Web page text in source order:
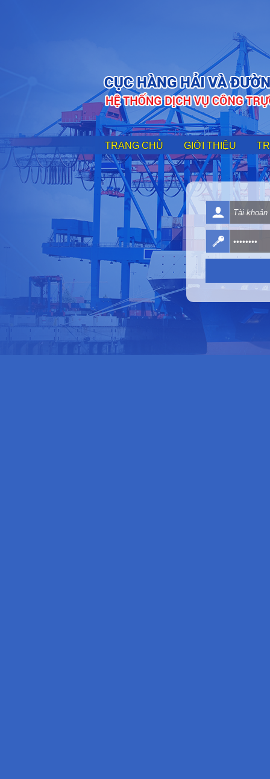
TRANG CHỦ GIỚI THIỆU